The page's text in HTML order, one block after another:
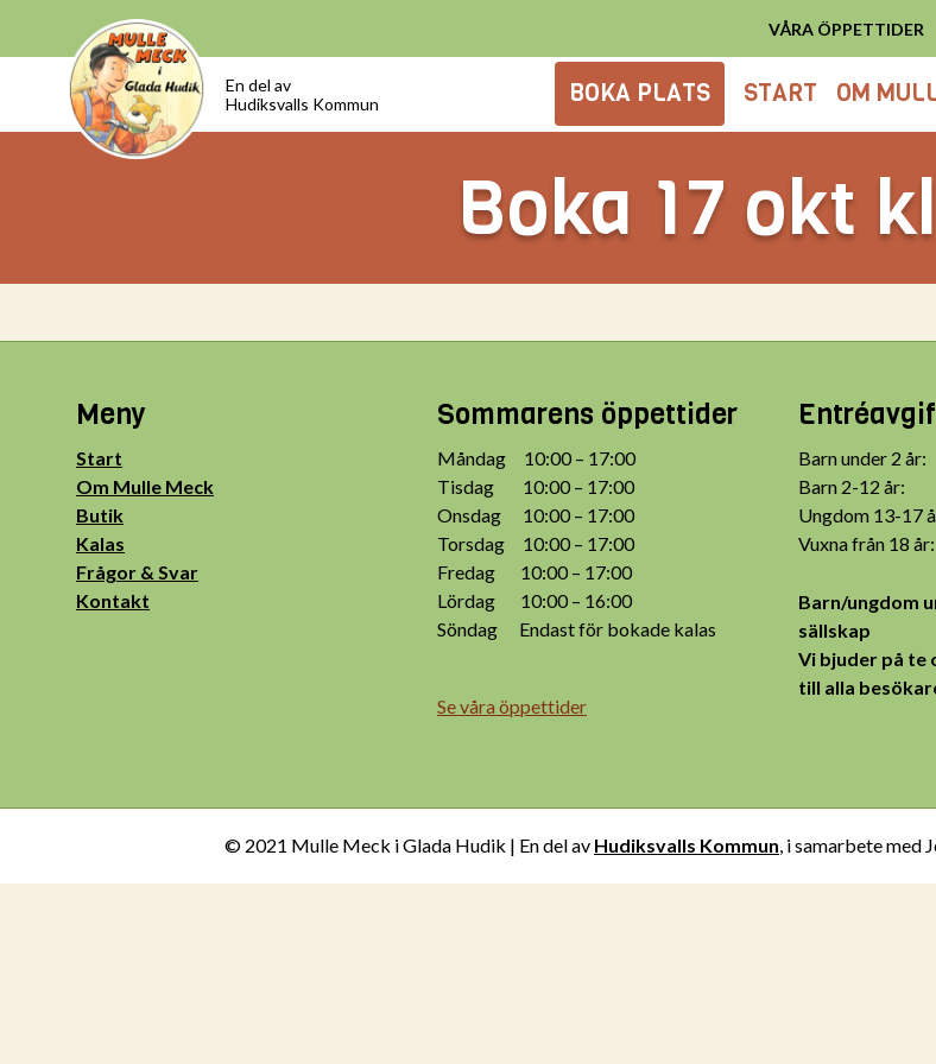
VÅRA ÖPPETTIDER
En del av
Hudiksvalls Kommun
BOKA PLATS START OM
Boka 17 okt
Meny
Start
Om Mulle Meck
Butik
Kalas
Frågor & Svar
Kontakt
Sommarens öppettider
Måndag 10:00 – 17:00
Tisdag 10:00 – 17:00
Onsdag 10:00 – 17:00
Torsdag 10:00 – 17:00
Fredag 10:00 – 17:00
Lördag 10:00 – 16:00
Söndag Endast för bokade kalas
Se våra öppettider
Barn under 2
Barn 2-12
Ungdom 13-17
Vuxna från 18
Barn/ungdom
sällskap
Vi bjuder på te
till alla
© 2021 Mulle Meck i Glada Hudik | En del av Hudiksvalls Kommun, i samarbete med